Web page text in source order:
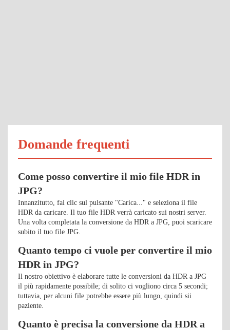
Domande frequenti
Come posso convertire il mio file HDR in
JPG?
Innanzitutto, fai clic sul pulsante "Carica..." e seleziona il file
HDR da caricare. Il tuo file HDR verrà caricato sui nostri server.
Una volta completata la conversione da HDR a JPG, puoi scaricare
subito il tuo file JPG.
Quanto tempo ci vuole per convertire il mio
HDR in JPG?
Il nostro obiettivo è elaborare tutte le conversioni da HDR a JPG
il più rapidamente possibile; di solito ci vogliono circa 5 secondi;
tuttavia, per alcuni file potrebbe essere più lungo, quindi sii
paziente.
Quanto è precisa la conversione da HDR a